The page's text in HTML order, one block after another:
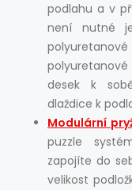
podlahu a v
není nutné
desek k
dlaždice k
Modulární
puzzle
zapojíte do
velikost